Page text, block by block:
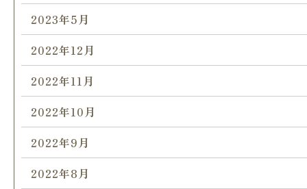
2023年5月
2022年12月
2022年11月
2022年10月
2022年9月
2022年8月